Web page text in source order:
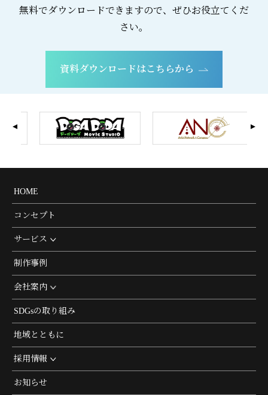
無料でダウンロードできますので、ぜひお役立てくだ
さい。
資料ダウンロードはこちらから
HOME
コンセプト
サービス
制作事例
会社案内
SDGsの取り組み
地域とともに
採用情報
お知らせ